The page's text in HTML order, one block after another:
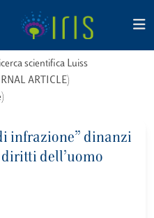
scientifica Luiss
ARTICLE)
infrazione” dinanzi
dell’uomo